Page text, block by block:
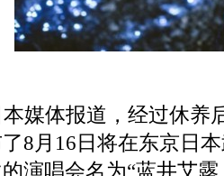
媒体报道，经过休养
8月16日将在东京日
演唱会名为“蓝井艾露